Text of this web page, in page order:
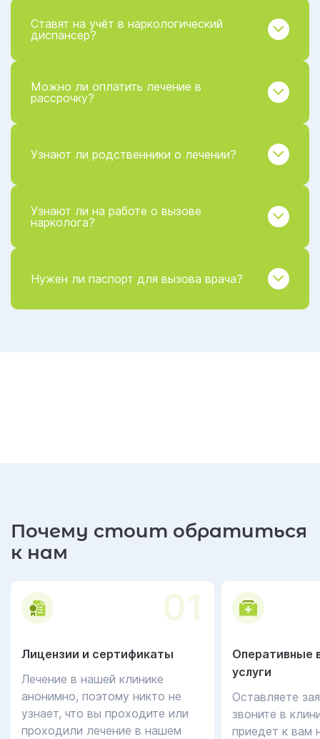
Ставят на учёт в наркологический
диспансер?
Можно ли оплатить лечение в
рассрочку?
Узнают ли родственники о лечении?
Узнают ли на работе о вызове
нарколога?
Нужен ли паспорт для вызова врача?
Почему стоит обратиться
к нам
01
Лицензии и сертификаты
Лечение в нашей клинике
анонимно, поэтому никто не
узнает, что вы проходите или
проходили лечение в нашем
Оперативные
услуги
Оставляете
звоните в
приедет к вам